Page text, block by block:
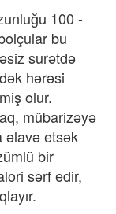
100 -
bu
surətdə
hərəsi
olur.
mübarizəyə
əlavə etsək
bir
sərf edir,